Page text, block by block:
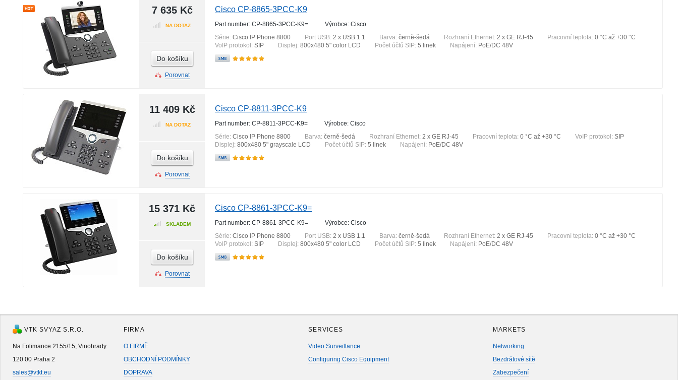
7 635 Kč
NA DOTAZ
Do košíku
Porovnat
Cisco CP-8865-3PCC-K9
Part number: CP-8865-3PCC-K9=
Výrobce: Cisco
Série: Cisco IP Phone 8800 Port USB: 2 x USB 1.1 Barva: černě-šedá Rozhraní Ethernet: 2 x GE RJ-45 Pracovní teplota: 0 °С až +30 °С
VoIP protokol: SIP Displej: 800x480 5" color LCD Počet účtů SIP: 5 linek Napájení: PoE/DC 48V
11 409 Kč
NA DOTAZ
Do košíku
Porovnat
Cisco CP-8811-3PCC-K9
Part number: CP-8811-3PCC-K9=
Výrobce: Cisco
Série: Cisco IP Phone 8800 Barva: černě-šedá Rozhraní Ethernet: 2 x GE RJ-45 Pracovní teplota: 0 °С až +30 °С VoIP protokol: SIP
Displej: 800x480 5" grayscale LCD Počet účtů SIP: 5 linek Napájení: PoE/DC 48V
15 371 Kč
SKLADEM
Do košíku
Porovnat
Cisco CP-8861-3PCC-K9=
Part number: CP-8861-3PCC-K9=
Výrobce: Cisco
Série: Cisco IP Phone 8800 Port USB: 2 x USB 1.1 Barva: černě-šedá Rozhraní Ethernet: 2 x GE RJ-45 Pracovní teplota: 0 °С až +30 °С
VoIP protokol: SIP Displej: 800x480 5" color LCD Počet účtů SIP: 5 linek Napájení: PoE/DC 48V
VTK SVYAZ S.R.O.
Na Folimance 2155/15, Vinohrady
120 00 Praha 2
sales@vtkt.eu
FIRMA
O FIRMĚ
OBCHODNÍ PODMÍNKY
DOPRAVA
SERVICES
Video Surveillance
Configuring Cisco Equipment
MARKETS
Networking
Bezdrátové sítě
Zabezpečení